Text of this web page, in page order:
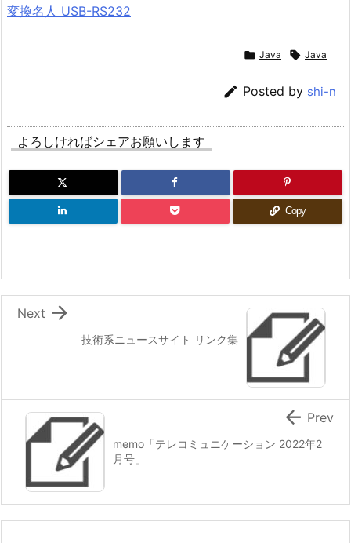
変換名人 USB-RS232
 Java  Java
 Posted by shi-n
よろしければシェアお願いします
Copy
技術系ニュースサイト リンク集

Next
memo「テレコミュニケーション 2022年2
月号」
 Prev